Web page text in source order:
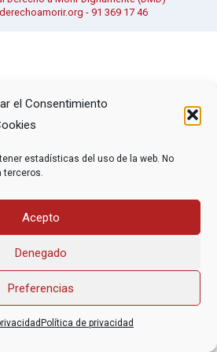
el Consentimiento
estadísticas del uso de la web. No
terceros.
Acepto
Denegado
Preferencias
Política de privacidad
- 91 369 17 46